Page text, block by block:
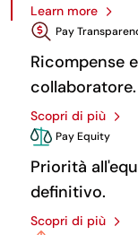
Learn more
Pay
Ricompense
collaboratore.
Scopri di più
Pay Equity
Priorità
definitivo.
Scopri di più